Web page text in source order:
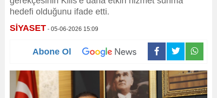
hedefi olduğunu ifade etti.
SİYASET - 05-06-2026 15:09
Abone Ol